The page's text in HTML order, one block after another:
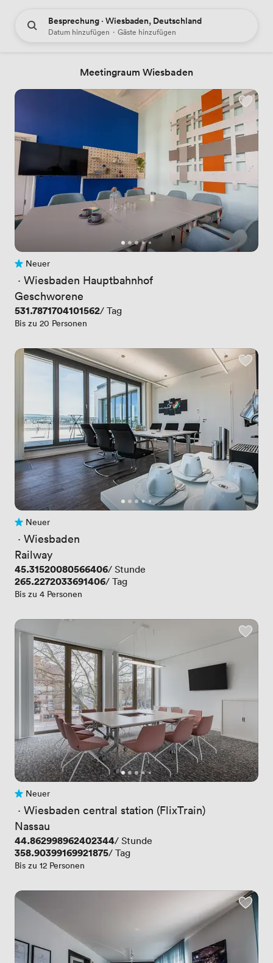
Besprechung · Wiesbaden, Deutschland
Datum hinzufügen · Gäste hinzufügen
Meetingraum Wiesbaden
Noch keine Bewertungen
Neuer
· Wiesbaden Hauptbahnhof
Geschworene
Preis
531.7871704101562/ Tag
Bis zu 20 Personen
Noch keine Bewertungen
Neuer
· Wiesbaden
Railway
Preis
45.31520080566406/ Stunde
Preis
265.2272033691406/ Tag
Bis zu 4 Personen
Noch keine Bewertungen
Neuer
· Wiesbaden central station (FlixTrain)
Nassau
Preis
44.862998962402344/ Stunde
Preis
358.90399169921875/ Tag
Bis zu 12 Personen